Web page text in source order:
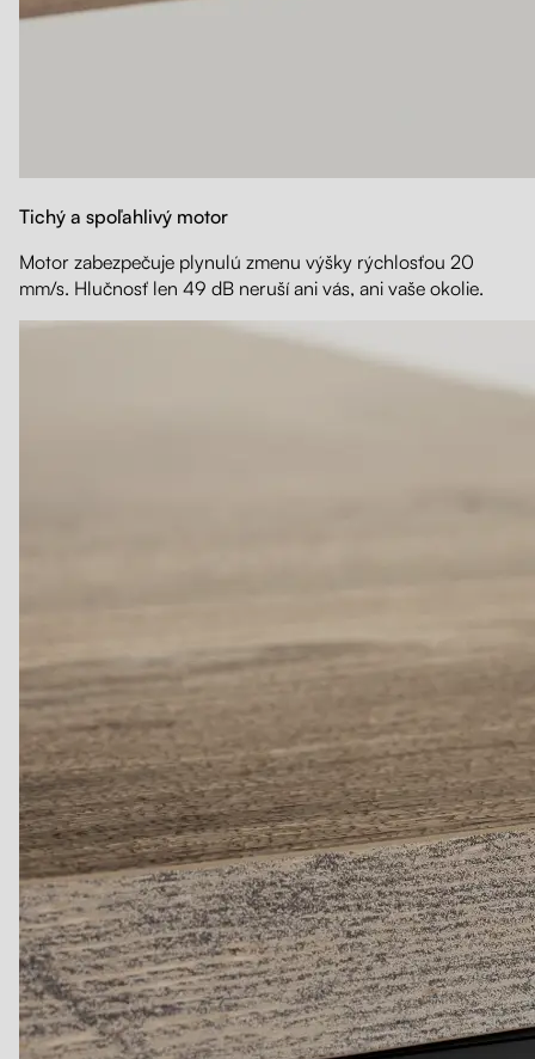
Tichý a spoľahlivý motor
Motor zabezpečuje plynulú zmenu výšky rýchlosťou 20
mm/s. Hlučnosť len 49 dB neruší ani vás, ani vaše okolie.